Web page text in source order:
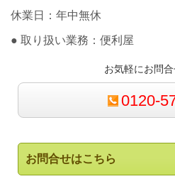
休業日：年中無休
● 取り扱い業務：便利屋
お気軽にお問
0120-
お問合せはこちら